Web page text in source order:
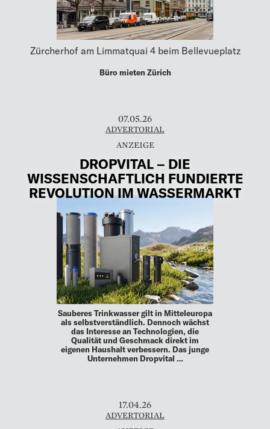
Zürcherhof am Limmatquai 4 beim Bellevueplatz
Büro mieten Zürich
07.05.26
ADVERTORIAL
DROPVITAL – DIE
WISSENSCHAFTLICH FUNDIERTE
REVOLUTION IM WASSERMARKT
Sauberes Trinkwasser gilt in Mitteleuropa
als selbstverständlich. Dennoch wächst
das Interesse an Technologien, die
Qualität und Geschmack direkt im
eigenen Haushalt verbessern. Das junge
Unternehmen Dropvital …
17.04.26
ADVERTORIAL